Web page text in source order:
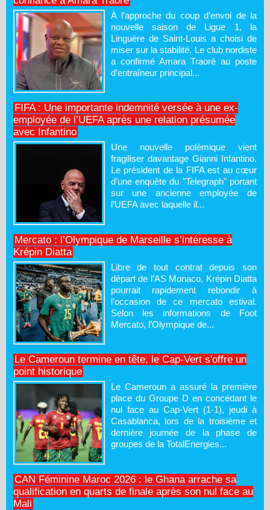
À l’approche du coup d’envoi de la
nouvelle saison de Ligue 1, la
Linguère de Saint-Louis a choisi de
miser sur la stabilité. Le club nordiste
a confirmé Amara Traoré au poste
d’entraîneur principal...
FIFA : Une importante indemnité versée à une ex-
employée de l’UEFA après une relation présumée
avec Infantino
Une nouvelle polémique vient
fragiliser davantage Gianni Infantino.
Le président de la FIFA est au cœur
d’une enquête du "Telegraph" portant
sur une ancienne employée de
l’UEFA avec laquelle il...
Mercato : l’Olympique de Marseille s’intéresse à
Krépin Diatta
Libre de tout contrat depuis son
départ de l’AS Monaco, Krépin Diatta
pourrait rapidement rebondir à
l’occasion de ce mercato estival.
Selon les informations de Foot
Mercato, l’Olympique de...
Le Cameroun termine en tête, le Cap-Vert s'offre un
point historique
Le Cameroun a assuré la première
place du Groupe D en concédant le
nul face au Cap-Vert (1-1), jeudi à
Casablanca, lors de la troisième et
dernière journée de la phase de
groupes de la TotalEnergies...
CAN Féminine Maroc 2026 : le Ghana arrache sa
qualification en quarts de finale après son nul face au
Mali